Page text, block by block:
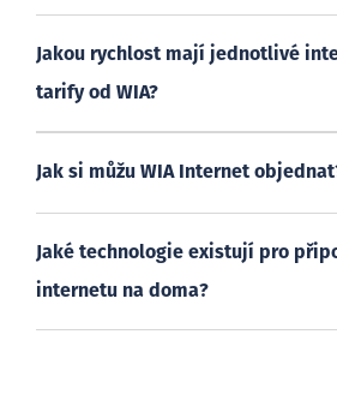
Jakou rychlost mají jednotlivé
tarify od WIA?
Jak si můžu WIA Internet
Jaké technologie existují pro
internetu na doma?